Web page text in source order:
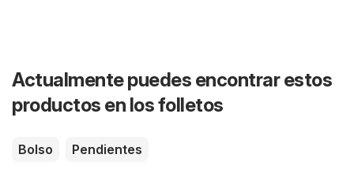
Actualmente puedes encontrar estos
productos en los folletos
Bolso Pendientes